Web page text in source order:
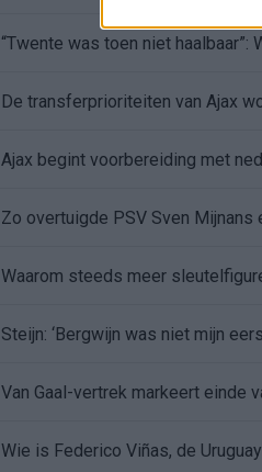
“Twente was toen niet
De transferprioriteiten van Ajax
Ajax begint voorbereiding met
Zo overtuigde PSV Sven
Waarom steeds meer
Steijn: ‘Bergwijn was niet mijn
Van Gaal-vertrek markeert einde
Wie is Federico Viñas, de